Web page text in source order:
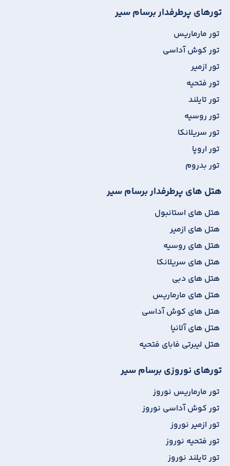
تورهای پرطرفدار برسام سیر
تور مارماریس
تور کوش آداسی
تور ازمیر
تور فتحیه
تور تایلند
تور روسیه
تور سریلانکا
تور اروپا
تور بدروم
هتل های پرطرفدار برسام سیر
هتل های استانبول
هتل های ازمیر
هتل های روسیه
هتل های سریلانکا
هتل های دبی
هتل های مارماریس
هتل های کوش آداسی
هتل های آلانیا
هتل لیبرتی فابای فتحیه
تورهای نوروزی برسام سیر
تور مارماریس نوروز
تور کوش آداسی نوروز
تور ازمیر نوروز
تور فتحیه نوروز
تور تایلند نوروز